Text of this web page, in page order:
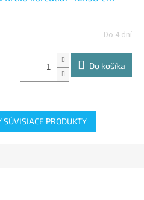
Do 4 dní
Do košíka
PRODUKTY